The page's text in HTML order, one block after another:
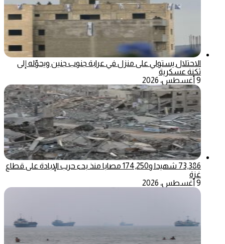
الاحتلال يستولي على منزل في عرابة جنوب جنين ويحوّله إلى
ثكنة عسكرية
9 أغسطس، 2026
73,386 شهيدا و174,250 مصابا منذ بدء حرب الإبادة على قطاع
غزة
9 أغسطس، 2026